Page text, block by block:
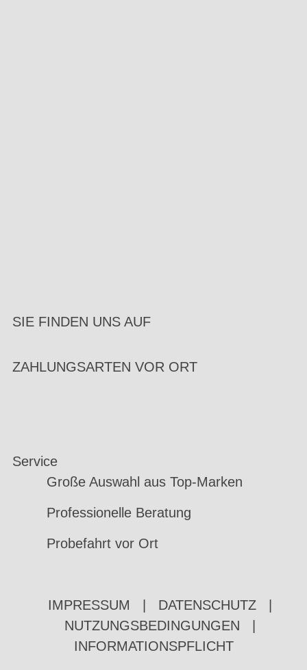
SIE FINDEN UNS AUF
ZAHLUNGSARTEN VOR ORT
Service
Große Auswahl aus Top-Marken
Professionelle Beratung
Probefahrt vor Ort
IMPRESSUM DATENSCHUTZ
NUTZUNGSBEDINGUNGEN
INFORMATIONSPFLICHT